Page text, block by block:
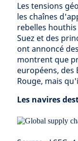
Les tensions
les chaînes
rebelles
Suez et des
ont annoncé
montrent que
européens, des
Rouge, mais
Les navires